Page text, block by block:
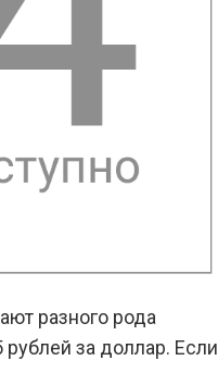
разного рода
за доллар. Если